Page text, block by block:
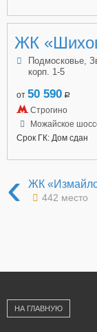
ЖК
Подмосковье,
корп. 1-5
от 50 590 a
Строгино
Можайское
Срок ГК: Дом сдан
‹ ЖК
442 место
НА ГЛАВНУЮ